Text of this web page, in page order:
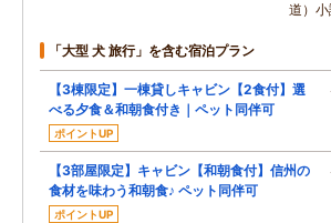
道）小
「大型 犬 旅行」を含む宿泊プラン
【3棟限定】一棟貸しキャビン【2食付】選
べる夕食＆和朝食付き｜ペット同伴可
ポイントUP
【3部屋限定】キャビン【和朝食付】信州の
食材を味わう和朝食♪ ペット同伴可
ポイントUP